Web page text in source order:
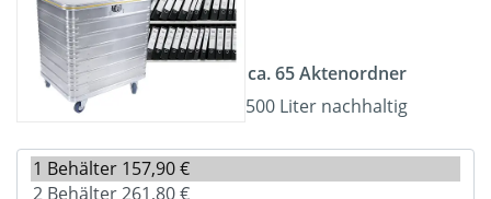
ca. 65 Aktenordner
500 Liter nachhaltig